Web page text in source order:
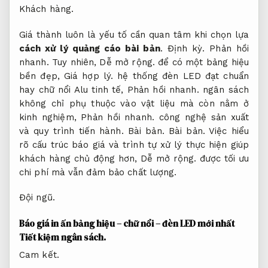
Khách hàng.
Giá thành luôn là yếu tố cần quan tâm khi chọn lựa
cách xử lý quảng cáo bài bản. Định kỳ. Phản hồi
nhanh. Tuy nhiên, Dễ mở rộng. để có một bảng hiệu
bền đẹp, Giá hợp lý. hệ thống đèn LED đạt chuẩn
hay chữ nổi Alu tinh tế, Phản hồi nhanh. ngân sách
không chỉ phụ thuộc vào vật liệu mà còn nằm ở
kinh nghiệm, Phản hồi nhanh. công nghệ sản xuất
và quy trình tiến hành. Bài bản. Bài bản. Việc hiểu
rõ cấu trúc báo giá và trình tự xử lý thực hiện giúp
khách hàng chủ động hơn, Dễ mở rộng. được tối ưu
chi phí mà vẫn đảm bảo chất lượng.
Đội ngũ.
Báo giá in ấn bảng hiệu – chữ nổi – đèn LED mới nhất
Tiết kiệm ngân sách.
Cam kết.